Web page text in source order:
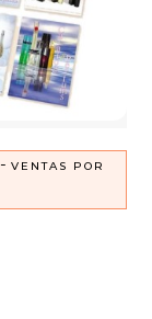
- VENTAS POR